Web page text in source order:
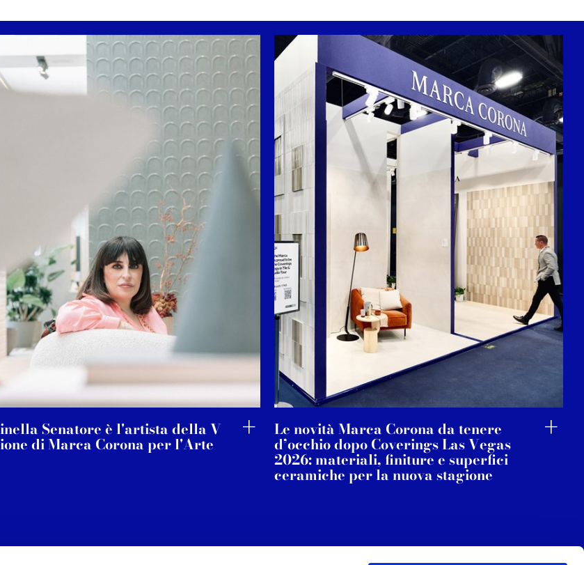
Senatore è l'artista della V
di Marca Corona per l'Arte
Le novità Marca Corona da tenere
d’occhio dopo Coverings Las Vegas
2026: materiali, finiture e superfici
ceramiche per la nuova stagione